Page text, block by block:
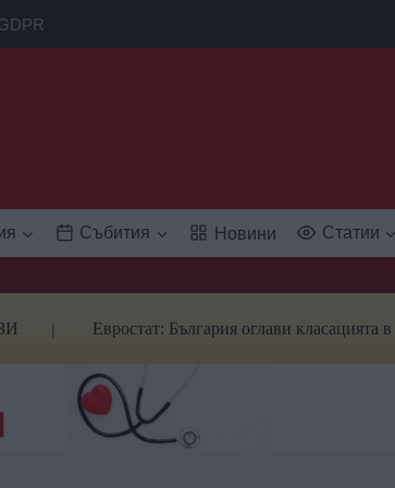
Събития Новини Статии
Евростат: България оглави класацията в ЕС по